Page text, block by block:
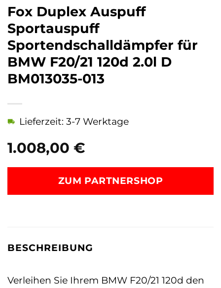
Fox Duplex Auspuff
Sportauspuff
Sportendschalldämpfer für
BMW F20/21 120d 2.0l D
BM013035-013
1.008,00 €
Lieferzeit: 3-7 Werktage
ZUM PARTNERSHOP
BESCHREIBUNG
Verleihen Sie Ihrem BMW F20/21 120d den